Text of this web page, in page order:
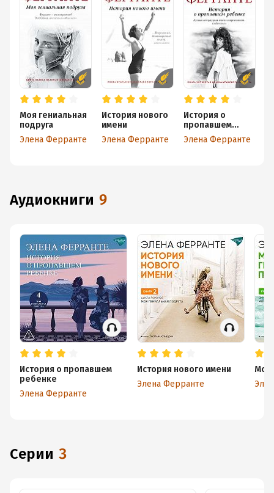
Моя гениальная
подруга
Элена Ферранте
История нового
имени
Элена Ферранте
История о
пропавшем
ребенке
Элена Ферранте
аудиокниги 9
История о пропавшем
ребенке
Элена Ферранте
История нового имени
Элена Ферранте
Моя
Серии 3